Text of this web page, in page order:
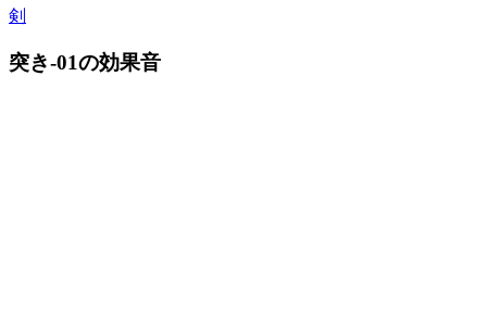
剣
突き-01の効果音